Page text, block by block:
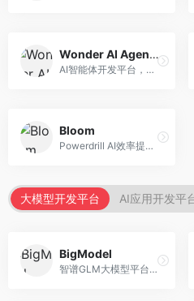
Wonder AI Agents
AI智能体开发平台，专注于低代码智能体创建。面向开发者，提供可视化开发、模板库、部署服务等功能，开发门槛低。
Bloom
Powerdrill AI效率提升平台，专注于企业智能化。面向企业用户，提供智能体创建、流程自动化、数据分析等服务，企业效率提升显著。
大模型开发平台 AI应用开发平
BigModel
智谱GLM大模型平台，提供API调用与模型服务。面向开发者和企业用户，提供GLM系列模型API、微调服务、应用开发工具等，开源生态完善。